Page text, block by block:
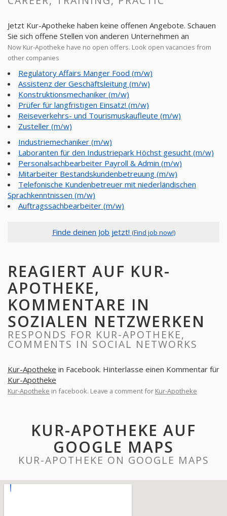
Jetzt Kur-Apotheke haben keine offenen Angebote. Schauen
Sie sich offene Stellen von anderen Unternehmen an
Now Kur-Apotheke have no open offers. Look open vacancies from
other companies
Regulatory Affairs Manger Food (m/w)
Assistenz der Geschäftsleitung (m/w)
Konstruktionsmechaniker (m/w)
Prüfer für langfristigen Einsatz! (m/w)
Reiseverkehrs- und Tourismuskaufleute (m/w)
Zusteller (m/w)
Industriemechaniker (m/w)
Laboranten für den Industriepark Höchst gesucht (m/w)
Personalsachbearbeiter Payroll & Admin (m/w)
Mitarbeiter Bestandskundenbetreuung (m/w)
Telefonische Kundenbetreuer mit niederländischen
Sprachkenntnissen (m/w)
Auftragssachbearbeiter (m/w)
Finde deinen Job jetzt! (Find job now!)
REAGIERT AUF KUR-
APOTHEKE,
KOMMENTARE IN
SOZIALEN NETZWERKEN
RESPONDS FOR KUR-APOTHEKE,
COMMENTS IN SOCIAL NETWORKS
Kur-Apotheke in Facebook. Hinterlasse einen Kommentar für
Kur-Apotheke
Kur-Apotheke in facebook. Leave a comment for Kur-Apotheke
KUR-APOTHEKE AUF
GOOGLE MAPS
KUR-APOTHEKE ON GOOGLE MAPS